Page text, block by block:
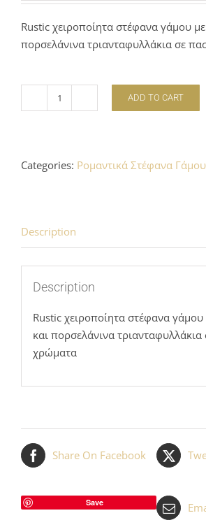
Rustic χειροποίητα στέφανα γάμου
πορσελάνινα τριανταφυλλάκια σε
Ρομαντικά
quantity
ADD TO CART
Categories: Ρομαντικά Στέφανα Γάμου
Description
Description
Rustic χειροποίητα στέφανα
και πορσελάνινα τριανταφυλλάκια
χρώματα
Share On Facebook
Save